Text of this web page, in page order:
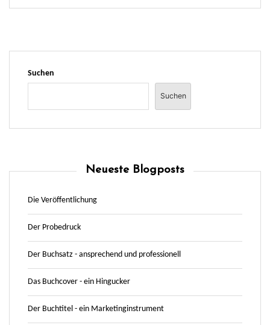
Suchen
Suchen
Neueste Blogposts
Die Veröffentlichung
Der Probedruck
Der Buchsatz - ansprechend und professionell
Das Buchcover - ein Hingucker
Der Buchtitel - ein Marketinginstrument